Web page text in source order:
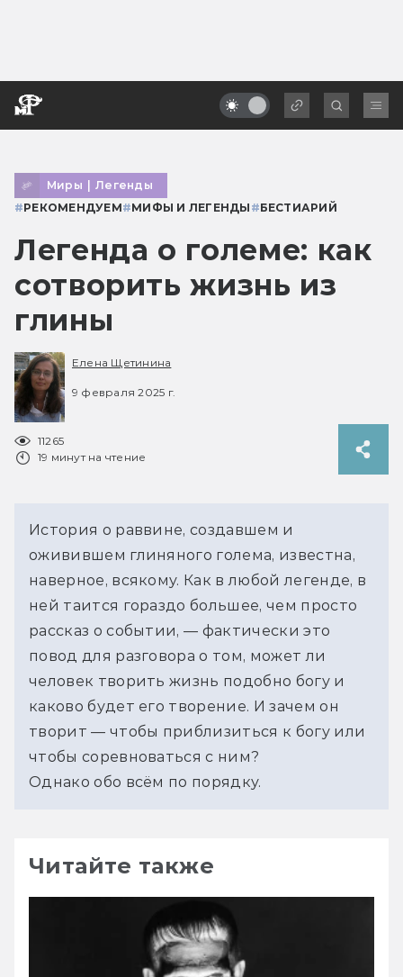
Миры | Легенды
#РЕКОМЕНДУЕМ#МИФЫ И ЛЕГЕНДЫ #БЕСТИАРИЙ
Легенда о големе: как
сотворить жизнь из
глины
Елена Щетинина
9 февраля 2025 г.
11265
19 минут на чтение
История о раввине, создавшем и
оживившем глиняного голема, известна,
наверное, всякому. Как в любой легенде, в
ней таится гораздо большее, чем просто
рассказ о событии, — фактически это
повод для разговора о том, может ли
человек творить жизнь подобно богу и
каково будет его творение. И зачем он
творит — чтобы приблизиться к богу или
чтобы соревноваться с ним?
Однако обо всём по порядку.
Читайте также